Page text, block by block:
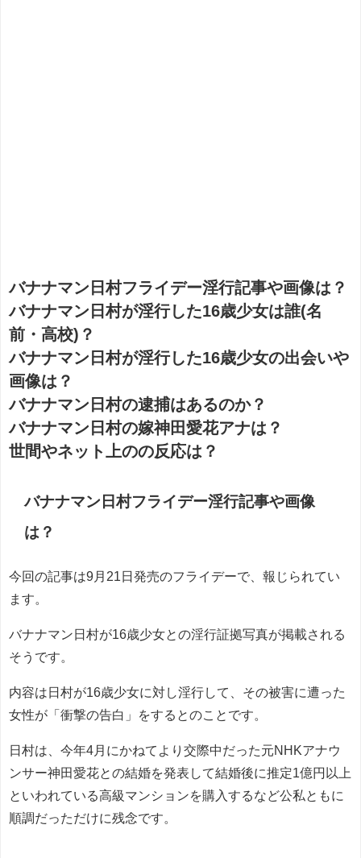
バナナマン日村フライデー淫行記事や画像は？
バナナマン日村が淫行した16歳少女は誰(名
前・高校)？
バナナマン日村が淫行した16歳少女の出会いや
画像は？
バナナマン日村の逮捕はあるのか？
バナナマン日村の嫁神田愛花アナは？
世間やネット上のの反応は？
バナナマン日村フライデー淫行記事や画像
は？
今回の記事は9月21日発売のフライデーで、報じられてい
ます。
バナナマン日村が16歳少女との淫行証拠写真が掲載される
そうです。
内容は日村が16歳少女に対し淫行して、その被害に遭った
女性が「衝撃の告白」をするとのことです。
日村は、今年4月にかねてより交際中だった元NHKアナウ
ンサー神田愛花との結婚を発表して結婚後に推定1億円以上
といわれている高級マンションを購入するなど公私ともに
順調だっただけに残念です。